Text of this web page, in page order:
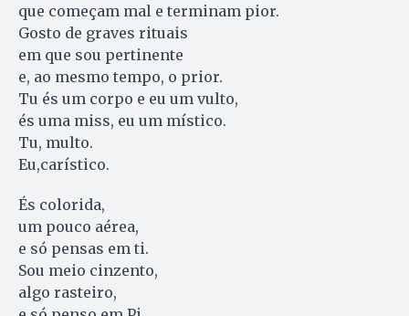
que começam mal e terminam pior.
Gosto de graves rituais
em que sou pertinente
e, ao mesmo tempo, o prior.
Tu és um corpo e eu um vulto,
és uma miss, eu um místico.
Tu, multo.
Eu,carístico.
És colorida,
um pouco aérea,
e só pensas em ti.
Sou meio cinzento,
algo rasteiro,